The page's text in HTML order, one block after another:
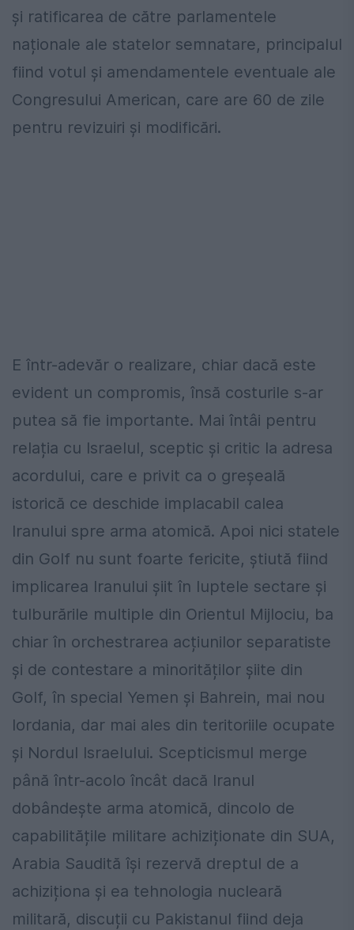
și ratificarea de către parlamentele
naționale ale statelor semnatare, principalul
fiind votul și amendamentele eventuale ale
Congresului American, care are 60 de zile
pentru revizuiri și modificări.
E într-adevăr o realizare, chiar dacă este
evident un compromis, însă costurile s-ar
putea să fie importante. Mai întâi pentru
relația cu Israelul, sceptic și critic la adresa
acordului, care e privit ca o greșeală
istorică ce deschide implacabil calea
Iranului spre arma atomică. Apoi nici statele
din Golf nu sunt foarte fericite, știută fiind
implicarea Iranului șiit în luptele sectare și
tulburările multiple din Orientul Mijlociu, ba
chiar în orchestrarea acțiunilor separatiste
și de contestare a minorităților șiite din
Golf, în special Yemen și Bahrein, mai nou
Iordania, dar mai ales din teritoriile ocupate
și Nordul Israelului. Scepticismul merge
până într-acolo încât dacă Iranul
dobândește arma atomică, dincolo de
capabilitățile militare achiziționate din SUA,
Arabia Saudită își rezervă dreptul de a
achiziționa și ea tehnologia nucleară
militară, discuții cu Pakistanul fiind deja